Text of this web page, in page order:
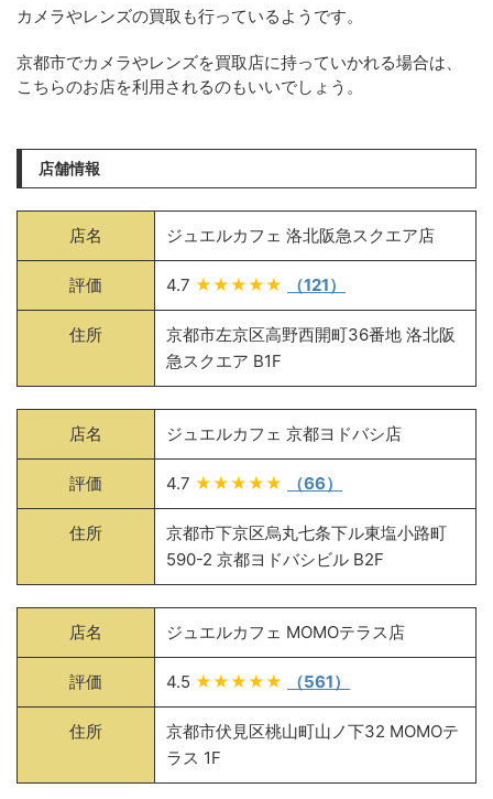
カメラやレンズの買取も行っているようです。
京都市でカメラやレンズを買取店に持っていかれる場合は、
こちらのお店を利用されるのもいいでしょう。
店舗情報
店名 ジュエルカフェ 洛北阪急スクエア店
評価 4.7 ★★★★★ （121）
住所
京都市左京区高野西開町36番地 洛北阪
急スクエア B1F
店名 ジュエルカフェ 京都ヨドバシ店
評価 4.7 ★★★★★ （66）
住所
京都市下京区烏丸七条下ル東塩小路町
590-2 京都ヨドバシビル B2F
店名 ジュエルカフェ MOMOテラス店
評価 4.5 ★★★★★ （561）
住所
京都市伏見区桃山町山ノ下32 MOMOテ
ラス 1F